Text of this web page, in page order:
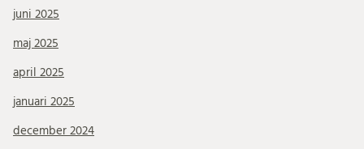
juni 2025
maj 2025
april 2025
januari 2025
december 2024